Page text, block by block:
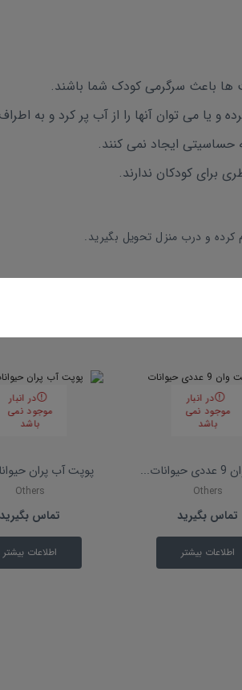
ها باعث سرگرمی کودک شما باشند.
یا می توان آنها را از آب پر کرد و به
حساسیتی ایجاد نمی کنند.
برای کودکان ندارند.
کرده و درب منزل تحویل بگیرید.
در انبار
موجود نمی
باشد
Others
تماس بگیرید
اطلاعات بیشتر
در انبار
موجود نمی
باشد
پوپت آب پران
Others
تماس بگیرید
اطلاعات بیشتر